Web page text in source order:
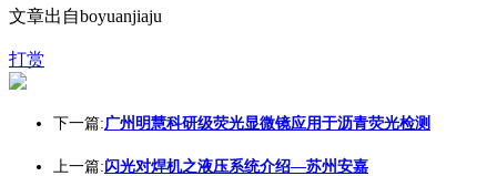
文章出自boyuanjiaju
打赏
下一篇:广州明慧科研级荧光显微镜应用于沥青荧光检测
上一篇: 闪光对焊机之液压系统介绍—苏州安嘉